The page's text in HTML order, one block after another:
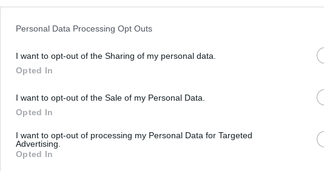
Personal Data Processing Opt Outs
I want to opt-out of the Sharing of my personal data.
Opted In
I want to opt-out of the Sale of my Personal Data.
Opted In
I want to opt-out of processing my Personal Data for Targeted
Advertising.
Opted In